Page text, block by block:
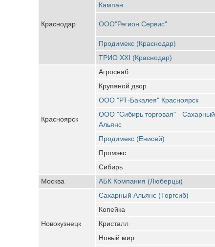
Краснодар
Кампан
ООО"Регион Сервис"
Продимекс (Краснодар)
ТРИО XXI (Краснодар)
Красноярск
Агроснаб
Крупяной двор
ООО "РТ-Бакалея" Красноярск
ООО "Сибирь торговая" - Сахарный
Альянс
Продимекс (Енисей)
Промэкс
Сибирь
Москва
АБК Компания (Люберцы)
Новокузнецк
Сахарный Альянс (Торгсиб)
Копейка
Кристалл
Новый мир